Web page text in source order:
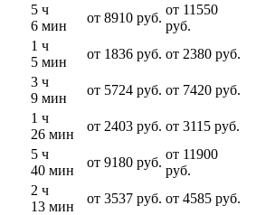
5 ч
6 мин
от 8910 руб.
от 11550
руб.
1 ч
5 мин
от 1836 руб. от 2380 руб.
3 ч
9 мин
от 5724 руб. от 7420 руб.
1 ч
26 мин
от 2403 руб. от 3115 руб.
5 ч
40 мин
от 9180 руб.
от 11900
руб.
2 ч
13 мин
от 3537 руб. от 4585 руб.